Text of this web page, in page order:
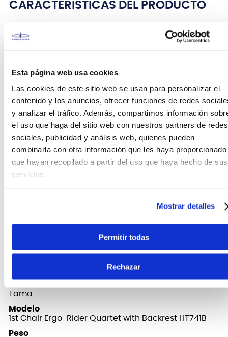
Esta página web usa cookies
Las cookies de este sitio web se usan para personalizar el
contenido y los anuncios, ofrecer funciones de redes
y analizar el tráfico. Además, compartimos información
el uso que haga del sitio web con nuestros partners de redes
sociales, publicidad y análisis web, quienes pueden
combinarla con otra información que les haya proporcionado
que hayan recopilado a partir del uso que haya hecho de sus
servicios.
Mostrar detalles
Permitir todas
Rechazar
CARACTERÍSTICAS DEL PRODUCTO
1st sillín Ergo-Rider Quartet con Respaldo
ergonómicos absolutos. El híbrido de un asiento
maniobrabilidad del primero y el apoyo al tocar del
segundo. El corte frontal permite un movimiento de
muslos sin obstáculos incluso durante los patrones
más rápidos.
FICHA TÉCNICA Y DIMENSIONES
Tama
Modelo
1st Chair Ergo-Rider Quartet with Backrest HT741B
Peso